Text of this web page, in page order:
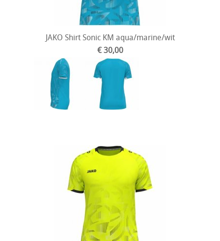
JAKO Shirt Sonic KM aqua/marine/wit
€ 30,00